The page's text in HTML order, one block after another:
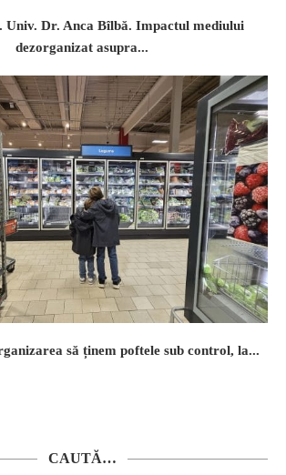
Dr. Anca Bîlbă. Impactul mediului
dezorganizat asupra...
să ținem poftele sub control, la...
CAUTĂ…